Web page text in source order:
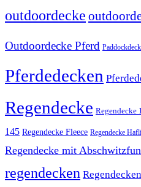
outdoordecke
Outdoordecke Pferd
Pferdedecken
Regendecke Regendecke
145 Regendecke Fleece Regendecke
Regendecke mit
regendecken